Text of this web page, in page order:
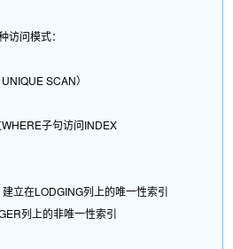
访问模式：
SCAN）
子句访问INDEX
在LODGING列上的唯一性索引
列上的非唯一性索引